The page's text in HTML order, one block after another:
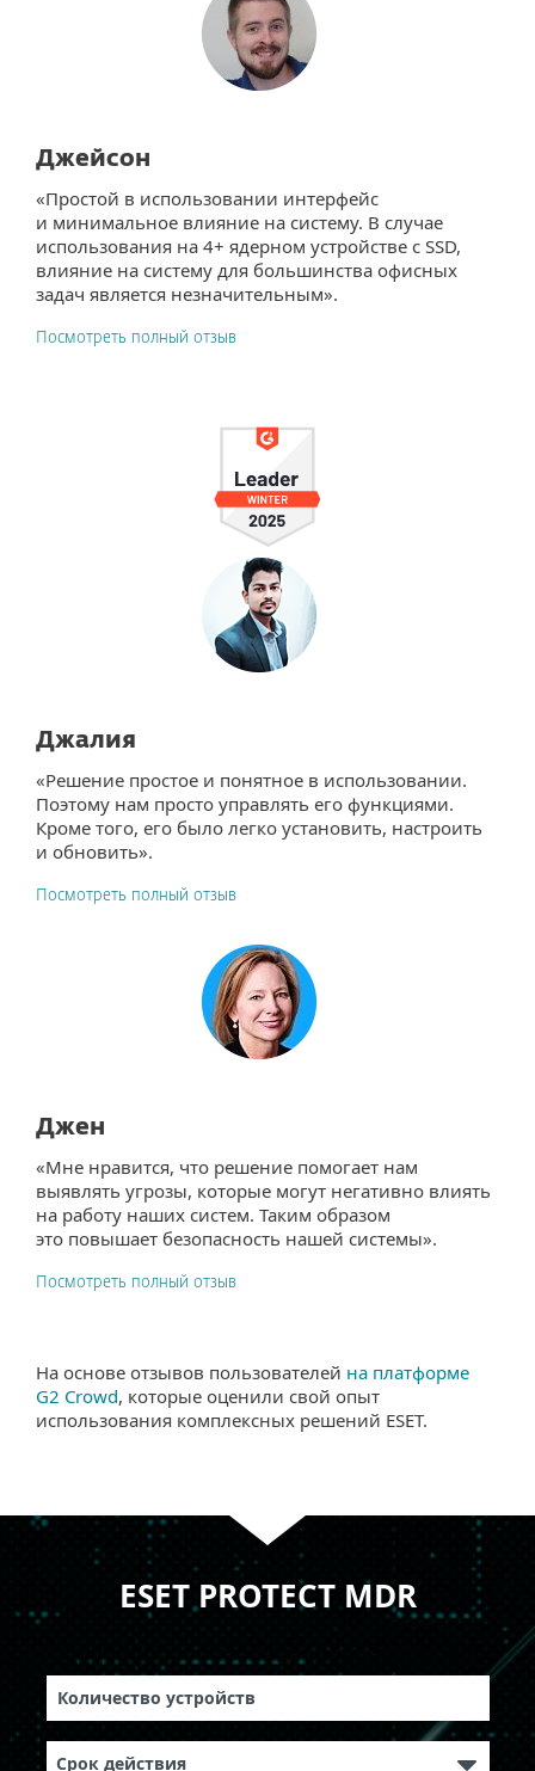
Джейсон
«Простой в использовании интерфейс
и минимальное влияние на систему. В случае
использования на 4+ ядерном устройстве с SSD,
влияние на систему для большинства офисных
задач является незначительным».
Посмотреть полный отзыв
Джалия
«Решение простое и понятное в использовании.
Поэтому нам просто управлять его функциями.
Кроме того, его было легко установить, настроить
и обновить».
Посмотреть полный отзыв
Джен
«Мне нравится, что решение помогает нам
выявлять угрозы, которые могут негативно влиять
на работу наших систем. Таким образом
это повышает безопасность нашей системы».
Посмотреть полный отзыв
На основе отзывов пользователей на платформе
G2 Crowd, которые оценили свой опыт
использования комплексных решений ESET.